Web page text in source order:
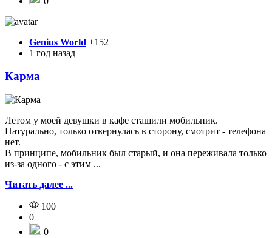
Genius World +152
1 год назад
Карма
Летом у моей девушки в кафе стащили мобильник.
Натурально, только отвернулась в сторону, смотрит - телефона
нет.
В принципе, мобильник был старый, и она переживала только
из-за одного - с этим ...
Читать далее ...
100
0
0